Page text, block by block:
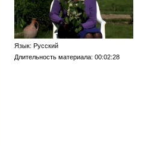
Язык: Русский
Длительность материала: 00:02:28